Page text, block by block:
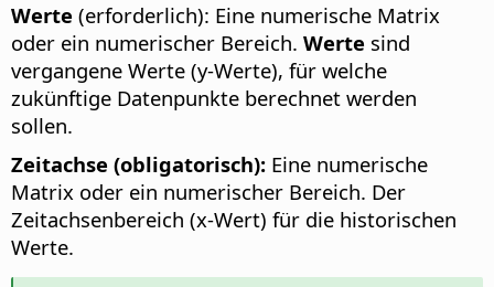
Werte (erforderlich): Eine numerische Matrix
oder ein numerischer Bereich. Werte sind
vergangene Werte (y-Werte), für welche
zukünftige Datenpunkte berechnet werden
sollen.
Zeitachse (obligatorisch): Eine numerische
Matrix oder ein numerischer Bereich. Der
Zeitachsenbereich (x-Wert) für die historischen
Werte.